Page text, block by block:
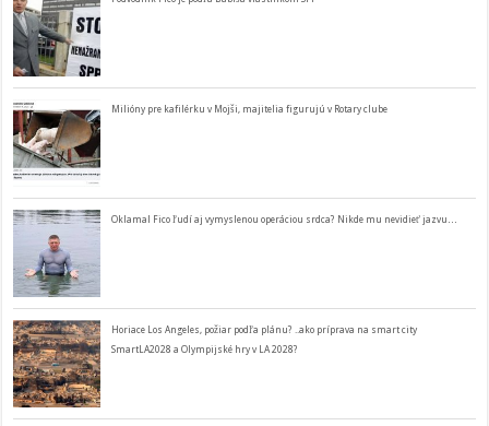
Milióny pre kafilérku v Mojši, majitelia figurujú v Rotary clube
Oklamal Fico ľudí aj vymyslenou operáciou srdca? Nikde mu nevidieť jazvu…
Horiace Los Angeles, požiar podľa plánu? ..ako príprava na smart city
SmartLA2028 a Olympijské hry v LA 2028?